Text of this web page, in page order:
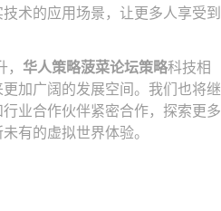
术的应用场景，让更多人享受到
华人策略菠菜论坛策略科技相
加广阔的发展空间。我们也将继
业合作伙伴紧密合作，探索更多
有的虚拟世界体验。